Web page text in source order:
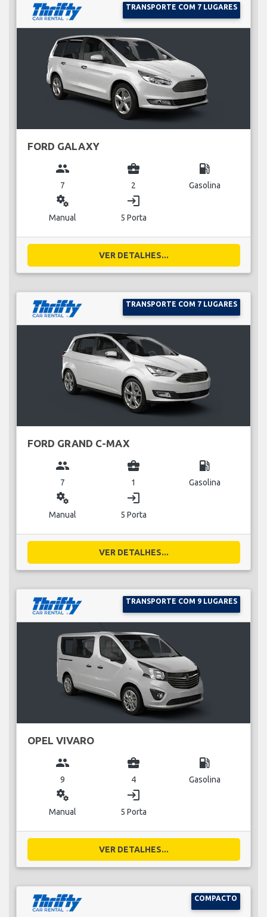
TRANSPORTE COM 7 LUGARES
FORD GALAXY
group
7
business_center
2
local_gas_station
Gasolina
miscellaneous_services
Manual
login
5 Porta
VER DETALHES...
TRANSPORTE COM 7 LUGARES
FORD GRAND C-MAX
group
7
business_center
1
local_gas_station
Gasolina
miscellaneous_services
Manual
login
5 Porta
VER DETALHES...
TRANSPORTE COM 9 LUGARES
OPEL VIVARO
group
9
business_center
4
local_gas_station
Gasolina
miscellaneous_services
Manual
login
5 Porta
VER DETALHES...
COMPACTO